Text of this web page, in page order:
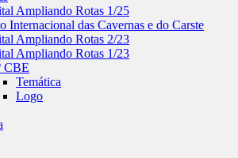
Ampliando Rotas 1/25
Internacional das Cavernas e do Carste
Ampliando Rotas 2/23
Ampliando Rotas 1/23
CBE
Temática
Logo